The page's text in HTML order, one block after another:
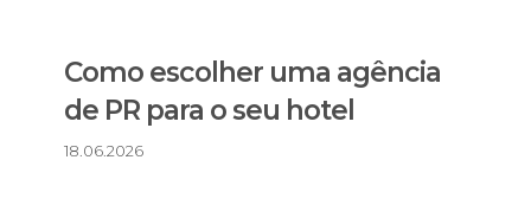
Como escolher uma agência
de PR para o seu hotel
18.06.2026